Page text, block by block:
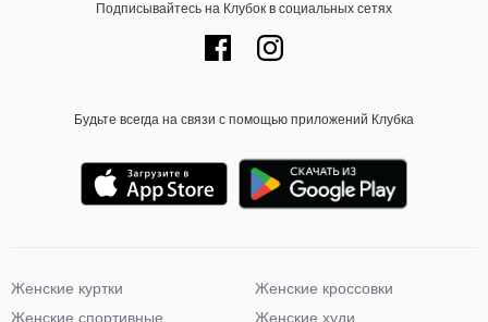
Подписывайтесь на Клубок в социальных сетях
Будьте всегда на связи с помощью приложений Клубка
Женские куртки
Женские спортивные
Женские кроссовки
Женские худи